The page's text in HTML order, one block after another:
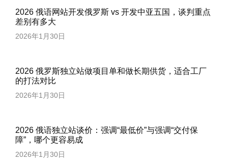
2026 俄语网站开发俄罗斯 vs 开发中亚五国，谈判重点
差别有多大
2026年1月30日
2026 俄罗斯独立站做项目单和做长期供货，适合工厂
的打法对比
2026年1月30日
2026 俄语独立站谈价：强调“最低价”与强调“交付保
障”，哪个更容易成
2026年1月30日